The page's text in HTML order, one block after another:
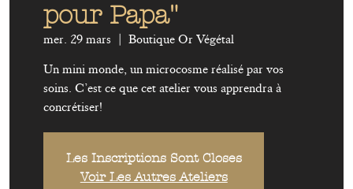
pour Papa"
mer. 29 mars
  |
Boutique Or Végétal
Un mini monde, un microcosme réalisé par vos
soins. C’est ce que cet atelier vous apprendra à
concrétiser!
Les Inscriptions Sont Closes
Voir Les Autres Ateliers